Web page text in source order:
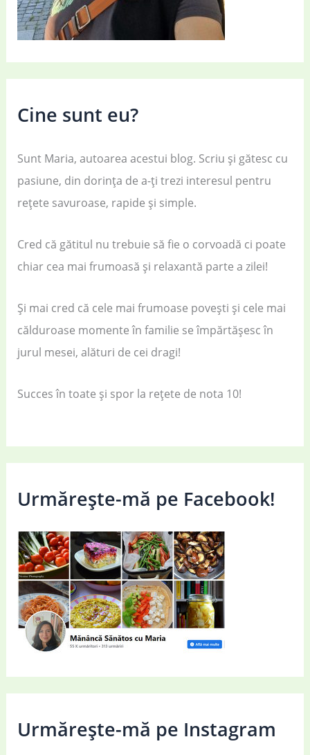
Cine sunt eu?
Sunt Maria, autoarea acestui blog. Scriu și gătesc cu
pasiune, din dorința de a-ți trezi interesul pentru
rețete savuroase, rapide și simple.
Cred că gătitul nu trebuie să fie o corvoadă ci poate
chiar cea mai frumoasă și relaxantă parte a zilei!
Și mai cred că cele mai frumoase povești și cele mai
călduroase momente în familie se împărtășesc în
jurul mesei, alături de cei dragi!
Succes în toate și spor la rețete de nota 10!
Urmărește-mă pe Facebook!
Urmărește-mă pe Instagram